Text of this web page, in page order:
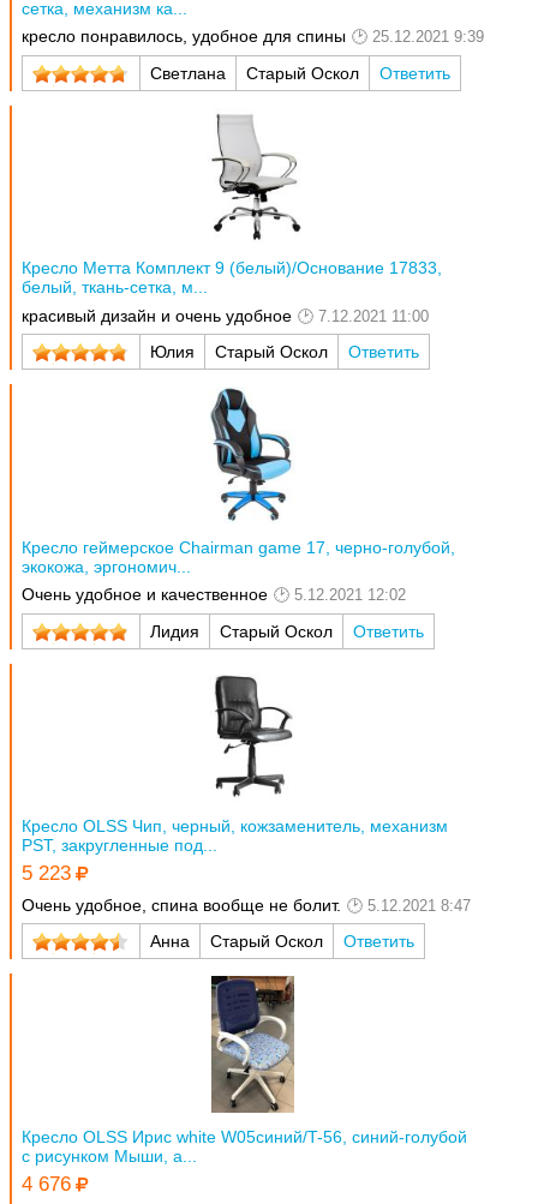
сетка, механизм ка...
кресло понравилось, удобное для спины
25.12.2021 9:39
Светлана Старый Оскол Ответить
Кресло Метта Комплект 9 (белый)/Основание 17833,
белый, ткань-сетка, м...
красивый дизайн и очень удобное
7.12.2021 11:00
Юлия Старый Оскол Ответить
Кресло геймерское Chairman game 17, черно-голубой,
экокожа, эргономич...
Очень удобное и качественное
5.12.2021 12:02
Лидия Старый Оскол Ответить
Кресло OLSS Чип, черный, кожзаменитель, механизм
PST, закругленные под...
5 223
Очень удобное, спина вообще не болит. 5.12.2021 8:47
Анна Старый Оскол Ответить
Кресло OLSS Ирис white W05синий/T-56, синий-голубой
с рисунком Мыши, а...
4 676